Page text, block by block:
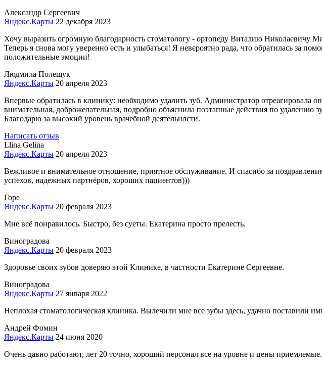
Александр Сергеевич
Яндекс.Карты 22 декабря 2023
Хочу выразить огромную благодарность стоматологу - ортопеду Виталию Николаевичу
Теперь я снова могу уверенно есть и улыбаться! Я невероятно рада, что обратилась за
положительные эмоции!
Людмила Полещук
Яндекс.Карты 20 апреля 2023
Впервые обратилась в клинику: необходимо удалить зуб. Администратор отреагировала
внимательная, доброжелательная, подробно объяснила поэтапные действия по
Благодарю за высокий уровень врачебной деятельнлсти.
Написать отзыв
Llina Gelina
Яндекс.Карты 20 апреля 2023
Вежливое и внимательное отношение, приятное обслуживание. И спасибо за
успехов, надежных партнёров, хороших пациентов)))
Горе
Яндекс.Карты 20 февраля 2023
Мне всё понравилось. Быстро, без суеты. Екатерина просто прелесть.
Виноградова
Яндекс.Карты 20 февраля 2023
Здоровье своих зубов доверяю этой Клинике, в частности Екатерине Сергеевне.
Виноградова
Яндекс.Карты 27 января 2022
Неплохая стоматологическая клиника. Вылечили мне все зубы здесь, удачно поставили
Андрей Фомин
Яндекс.Карты 24 июня 2020
Очень давно работают, лет 20 точно, хороший персонал все на уровне и цены приемлемые.